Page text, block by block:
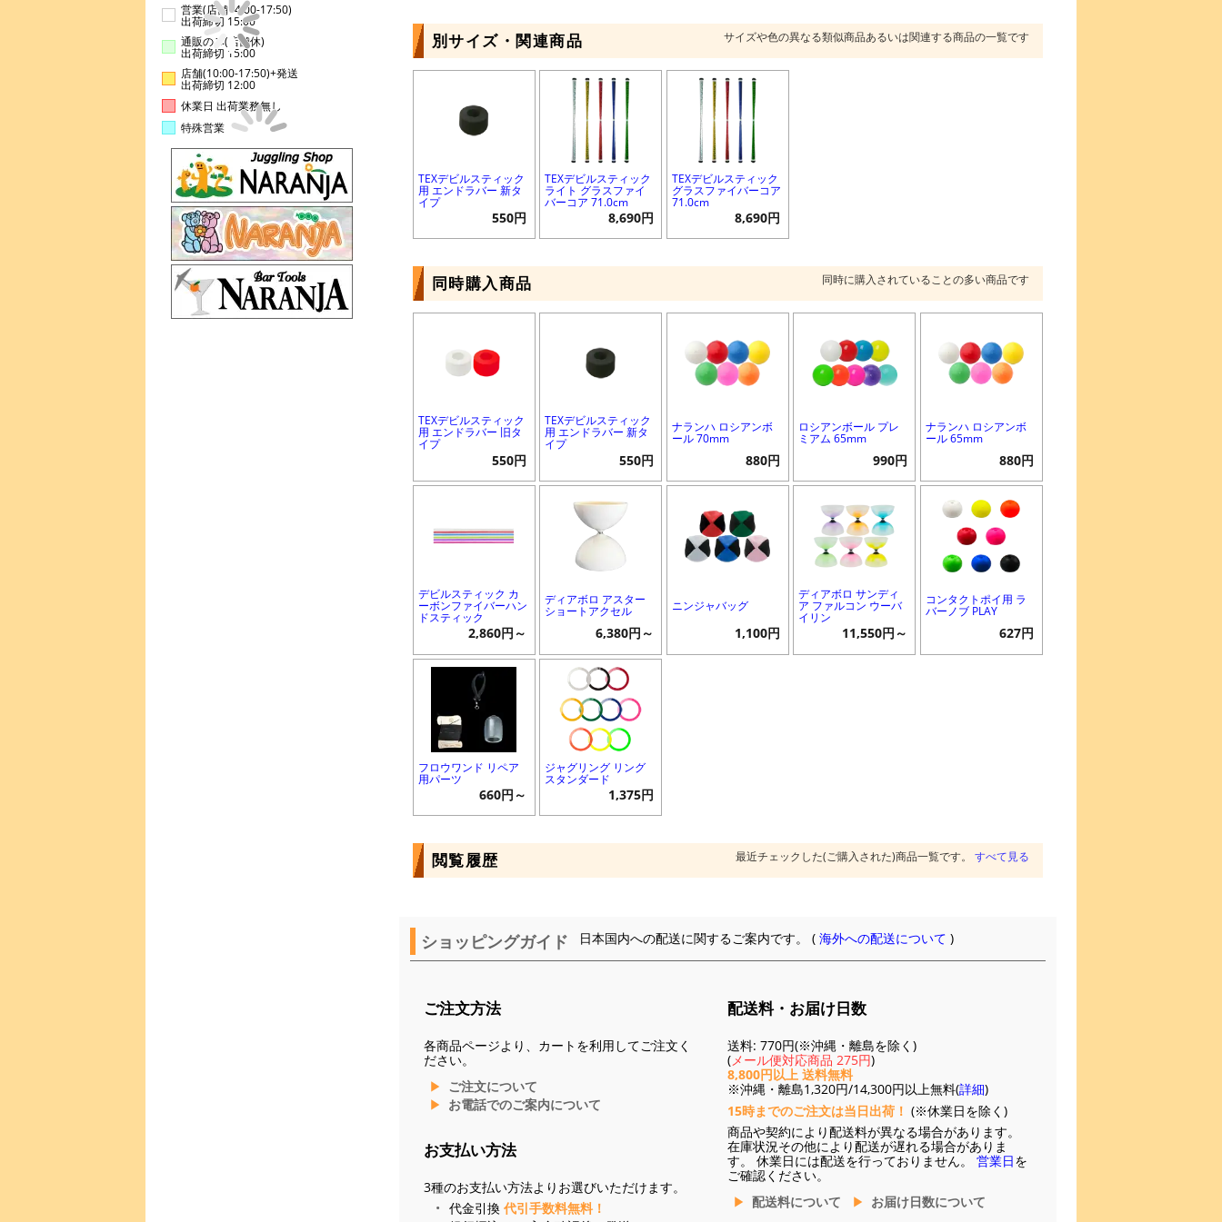
営業(店舗14:00-17:50)
出荷締切 15:00
通販のみ(店舗休)
出荷締切 15:00
店舗(10:00-17:50)+発送
出荷締切 12:00
休業日 出荷業務無し
特殊営業
別サイズ・関連商品 サイズや色の異なる類似商品あるいは関連する商品の一覧です
TEXデビルスティック
用 エンドラバー 新タ
イプ
550円
TEXデビルスティック
ライト グラスファイ
バーコア 71.0cm
8,690円
TEXデビルスティック
グラスファイバーコア
71.0cm
8,690円
同時購入商品 同時に購入されていることの多い商品です
TEXデビルスティック
用 エンドラバー 旧タ
イプ
550円
TEXデビルスティック
用 エンドラバー 新タ
イプ
550円
ナランハ ロシアンボ
ール 70mm
880円
ロシアンボール プレ
ミアム 65mm
990円
ナランハ ロシアンボ
ール 65mm
880円
デビルスティック カ
ーボンファイバーハン
ドスティック
2,860円～
ディアボロ アスター
ショートアクセル
6,380円～
ニンジャバッグ
1,100円
ディアボロ サンディ
ア ファルコン ウーバ
イリン
11,550円～
コンタクトポイ用 ラ
バーノブ PLAY
627円
フロウワンド リペア
用パーツ
660円～
ジャグリング リング
スタンダード
1,375円
閲覧履歴 最近チェックした(ご購入された)商品一覧です。 すべて見る
ショッピングガイド 日本国内への配送に関するご案内です。 (海外への配送について )
ご注文方法
各商品ページより、カートを利用してご注文く
ださい。
ご注文について
お電話でのご案内について
お支払い方法
3種のお支払い方法よりお選びいただけます。
代金引換 代引手数料無料！
配送料・お届け日数
送料: 770円(※沖縄・離島を除く)
(メール便対応商品 275円)
8,800円以上 送料無料
※沖縄・離島1,320円/14,300円以上無料(詳細)
15時までのご注文は当日出荷！ (※休業日を除く)
商品や契約により配送料が異なる場合があります。
在庫状況その他により配送が遅れる場合がありま
す。 休業日には配送を行っておりません。 営業日を
ご確認ください。
配送料について
お届け日数について